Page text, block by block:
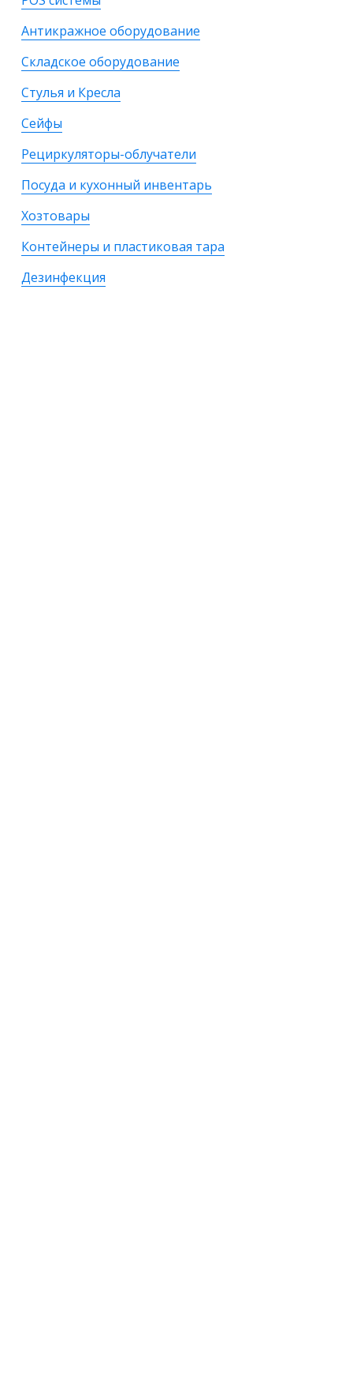
Антикражное оборудование
Складское оборудование
Стулья и Кресла
Сейфы
Рециркуляторы-облучатели
Посуда и кухонный инвентарь
Хозтовары
Контейнеры и пластиковая тара
Дезинфекция